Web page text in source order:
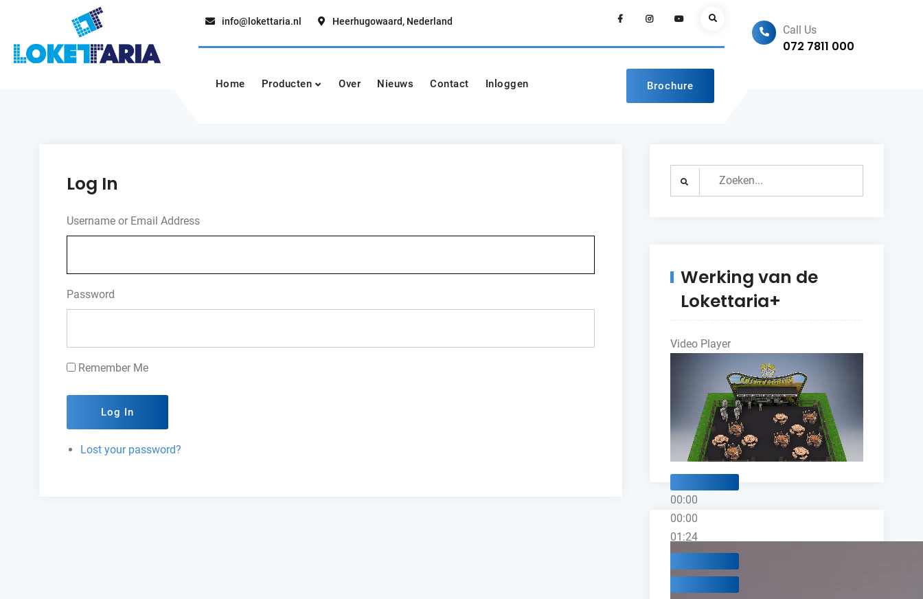
content
Loketautomaat
Lokettaria+
info@lokettaria.nl Heerhugowaard, Nederland FacebookInstagramYoutubeSearch
Home Producten Over Nieuws Contact Inloggen Brochure
Call Us
072 7811 000
Log In
Username or Email Address
Password
Remember Me
Log In
Lost your password?
Werking van de
Lokettaria+
Video Player
00:00
00:00
01:24